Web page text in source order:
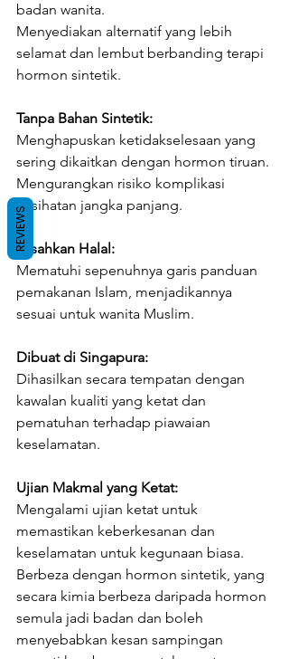
badan wanita.
Menyediakan alternatif yang lebih
selamat dan lembut berbanding terapi
hormon sintetik.
Tanpa Bahan Sintetik:
Menghapuskan ketidakselesaan yang
sering dikaitkan dengan hormon tiruan.
Mengurangkan risiko komplikasi
kesihatan jangka panjang.
Disahkan Halal:
Mematuhi sepenuhnya garis panduan
pemakanan Islam, menjadikannya
sesuai untuk wanita Muslim.
Dibuat di Singapura:
Dihasilkan secara tempatan dengan
kawalan kualiti yang ketat dan
pematuhan terhadap piawaian
keselamatan.
Ujian Makmal yang Ketat:
Mengalami ujian ketat untuk
memastikan keberkesanan dan
keselamatan untuk kegunaan biasa.
Berbeza dengan hormon sintetik, yang
secara kimia berbeza daripada hormon
semula jadi badan dan boleh
menyebabkan kesan sampingan
REVIEWS